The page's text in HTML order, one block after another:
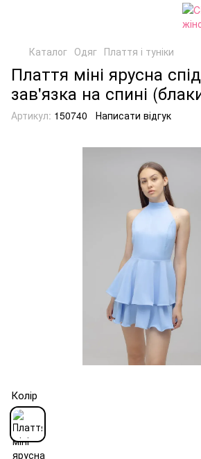
Каталог Одяг Плаття і туніки
Плаття міні ярусна
зав'язка на спині
Артикул: 150740 Написати відгук
Колір